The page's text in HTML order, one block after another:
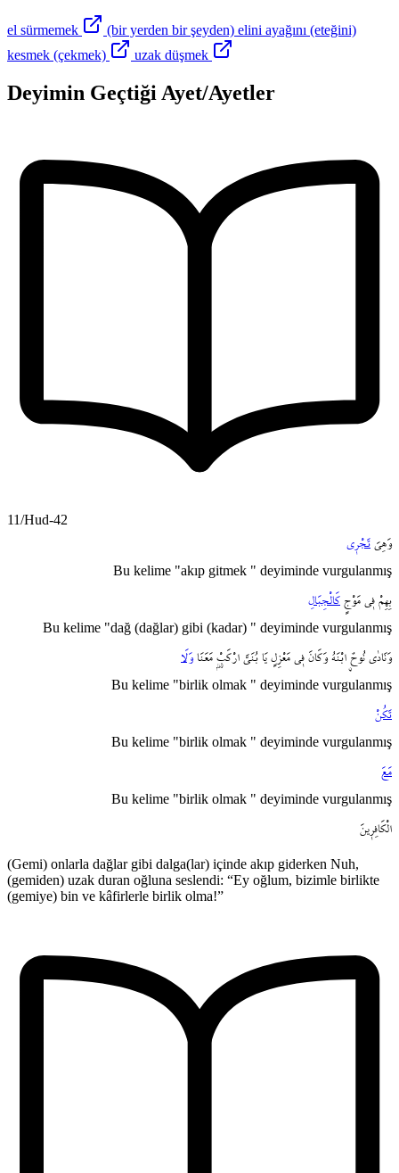
el sürmemek
(bir yerden bir şeyden) elini ayağını (eteğini)
kesmek (çekmek)
uzak düşmek
Deyimin Geçtiği Ayet/Ayetler
11/Hud-42
وَهِيَ تَجْر۪ي
Bu kelime "akıp gitmek " deyiminde vurgulanmış
بِهِمْ ف۪ي مَوْجٍ كَالْجِبَالِ
Bu kelime "dağ (dağlar) gibi (kadar) " deyiminde vurgulanmış
وَنَادٰى نُوحٌۨ ابْنَهُ وَكَانَ ف۪ي مَعْزِلٍ يَا بُنَيَّ ارْكَبْۭۗ مَعَنَا وَلَا
Bu kelime "birlik olmak " deyiminde vurgulanmış
تَكُنْ
Bu kelime "birlik olmak " deyiminde vurgulanmış
مَعَ
Bu kelime "birlik olmak " deyiminde vurgulanmış
الْكَافِر۪ينَ
(Gemi) onlarla dağlar gibi dalga(lar) içinde akıp giderken Nuh,
(gemiden) uzak duran oğluna seslendi: “Ey oğlum, bizimle birlikte
(gemiye) bin ve kâfirlerle birlik olma!”